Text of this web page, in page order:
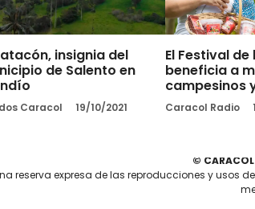
insignia del
de Salento en
Caracol 19/10/2021
El Festival
beneficia a
campesinos
Caracol Radio
©
reserva expresa de las reproducciones y